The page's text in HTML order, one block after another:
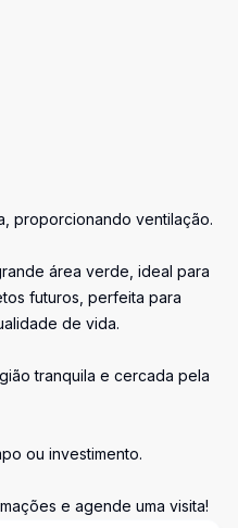
proporcionando ventilação.
área verde, ideal para
futuros, perfeita para
de vida.
tranquila e cercada pela
ou investimento.
e agende uma visita!